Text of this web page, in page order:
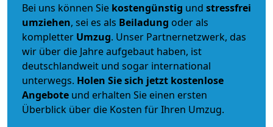
Bei uns können Sie kostengünstig und stressfrei
umziehen, sei es als Beiladung oder als
kompletter Umzug. Unser Partnernetzwerk, das
wir über die Jahre aufgebaut haben, ist
deutschlandweit und sogar international
unterwegs. Holen Sie sich jetzt kostenlose
Angebote und erhalten Sie einen ersten
Überblick über die Kosten für Ihren Umzug.